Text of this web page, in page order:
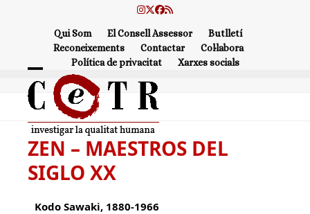
Instagram
Twitter
Facebook
RSS
Qui Som El Consell Assessor
Butlletí
Reconeixements
Contactar
Col·labora
Política de privacitat
Xarxes socials
Open
mobile
menu
Close
mobile
menu
ZEN – MAESTROS DEL
SIGLO XX
Kodo Sawaki, 1880-1966